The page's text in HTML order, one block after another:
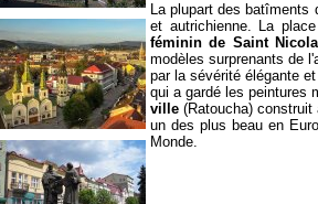
La plupart des batîments
et autrichienne. La
féminin de Saint
modèles surprenants de
par la sévérité élégante
qui a gardé les peintures
ville (Ratoucha)
un des plus beau en
Monde.